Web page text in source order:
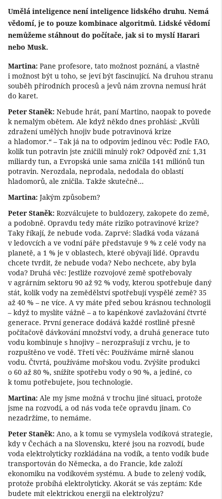
Umělá inteligence není inteligence lidského druhu. Nemá
vědomí, je to pouze kombinace algoritmů. Lidské vědomí
nemůžeme stáhnout do počítače, jak si to myslí Harari
nebo Musk.
Martina: Pane profesore, tato možnost poznání, a vlastně
i možnost být u toho, se jeví být fascinující. Na druhou stranu
souběh přírodních procesů a jevů nám zrovna nemusí hrát
do karet.
Peter Staněk: Nebude hrát, paní Martino, naopak to povede
k nemalým obětem. Ale když někdo dnes prohlásí: „Kvůli
zdražení umělých hnojiv bude potravinová krize
a hladomor.“ – Tak já na to odpovím jedinou věc: Podle FAO,
kolik tun potravin jste zničili minulý rok? Odpověď zní: 1,31
miliardy tun, a Evropská unie sama zničila 141 miliónů tun
potravin. Nerozdala, neprodala, nedodala do oblastí
hladomorů, ale zničila. Takže skutečně…
Martina: Jakým způsobem?
Peter Staněk: Rozválcujete to buldozery, zakopete do země,
a podobně. Opravdu tedy máte riziko potravinové krize?
Taky říkají, že nebude voda. Zaprvé: Sladká voda vázaná
v ledovcích a ve vodní páře představuje 9 % z celé vody na
planetě, a 1 % je v oblastech, které obývají lidé. Opravdu
chcete tvrdit, že nebude voda? Nebo nechcete, aby byla
voda? Druhá věc: Jestliže rozvojové země spotřebovaly
v agrárním sektoru 90 až 92 % vody, kterou spotřebuje daný
stát, kolik vody na zemědělství spotřebují vyspělé země? 35
až 40 % – ne více. A vy máte před sebou krásnou technologii
– když to myslíte vážně – a to kapénkové zavlažování čtvrté
generace. První generace dodává každé rostlině přesně
počítačově dávkování množství vody, a druhá generace tuto
vodu kombinuje s hnojivy – nerozprašují z vrchu, je to
rozpuštěno ve vodě. Třetí věc: Používáme mírně slanou
vodu. Čtvrtá, používáme mořskou vodu. Zvýšíte produkci
o 60 až 80 %, snížíte spotřebu vody o 90 %, a jediné, co
k tomu potřebujete, jsou technologie.
Martina: Ale my jsme možná v trochu jiné situaci, protože
jsme na rozvodí, a od nás voda teče opravdu jinam. Co
nezadržíme, to nemáme.
Peter Staněk: Ano, a k tomu se vymyslela vodíková strategie,
kdy v Čechách a na Slovensku, které jsou na rozvodí, bude
voda elektrolyticky rozkládána na vodík, a tento vodík bude
transportován do Německa, a do Francie, kde založí
ekonomiku na vodíkovém systému. A bude to zelený vodík,
protože probíhá elektrolyticky. Akorát se vás zeptám: Kde
budete mít elektrickou energii na elektrolýzu?